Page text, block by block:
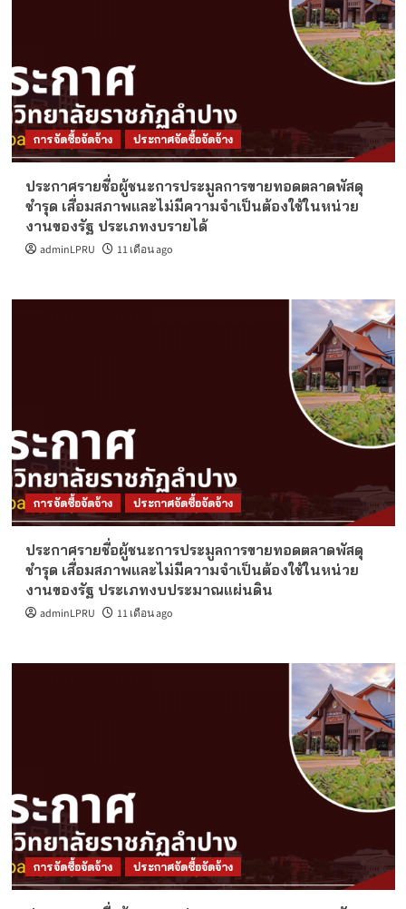
การจัดซื้อจัดจ้าง ประกาศจัดซื้อจัดจ้าง
ประกาศรายชื่อผู้ชนะการประมูลการขายทอดตลาดพัสดุ
ชำรุด เสื่อมสภาพและไม่มีความจำเป็นต้องใช้ในหน่วย
งานของรัฐ ประเภทงบรายได้
adminLPRU 11 เดือน ago
การจัดซื้อจัดจ้าง ประกาศจัดซื้อจัดจ้าง
ประกาศรายชื่อผู้ชนะการประมูลการขายทอดตลาดพัสดุ
ชำรุด เสื่อมสภาพและไม่มีความจำเป็นต้องใช้ในหน่วย
งานของรัฐ ประเภทงบประมาณแผ่นดิน
adminLPRU 11 เดือน ago
การจัดซื้อจัดจ้าง ประกาศจัดซื้อจัดจ้าง